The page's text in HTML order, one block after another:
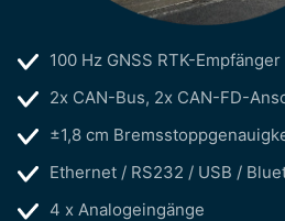
100 Hz GNSS RTK-Empfänger
2x CAN-Bus, 2x CAN-FD-
±1,8 cm
Ethernet / RS232 / USB /
4 x Analogeingänge